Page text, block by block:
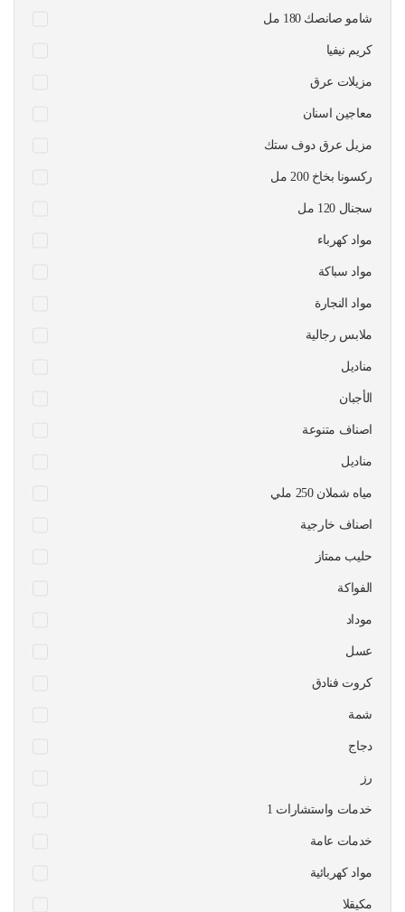
شامو صانصك 180 مل
كريم نيفيا
مزيلات عرق
معاجين اسنان
مزيل عرق دوف ستك
ركسونا بخاخ 200 مل
سجنال 120 مل
مواد كهرباء
مواد سباكة
مواد النجارة
ملابس رجالية
مناديل
الأجبان
اصناف متنوعة
مناديل
مياه شملان 250 ملي
اصناف خارجية
حليب ممتاز
الفواكة
موداد
عسل
كروت فنادق
شمة
دجاج
رز
1 خدمات واستشارات
خدمات عامة
مواد كهربائية
مكيقلا